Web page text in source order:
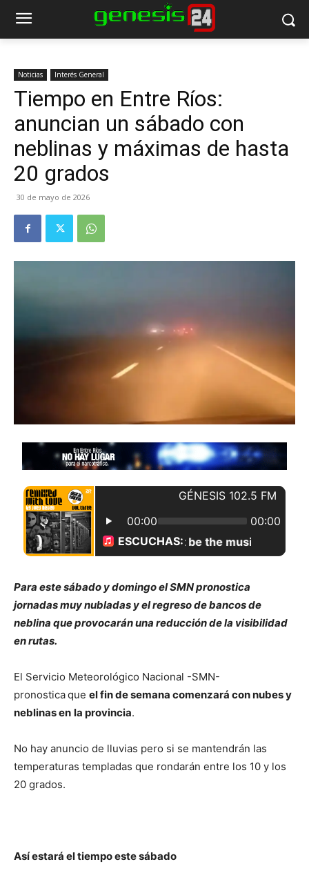
Noticias Interés General
Tiempo en Entre Ríos:
anuncian un sábado con
neblinas y máximas de hasta
20 grados
30 de mayo de 2026
Para este sábado y domingo el SMN pronostica
jornadas muy nubladas y el regreso de bancos de
neblina que provocarán una reducción de la visibilidad
en rutas.
El Servicio Meteorológico Nacional -SMN-
pronosticaque el fin de semana comenzará con nubes y
neblinas en la provincia.
No hay anuncio de lluvias pero si se mantendrán las
temperaturas templadas que rondarán entre los 10 y los
20 grados.
Así estará el tiempo este sábado